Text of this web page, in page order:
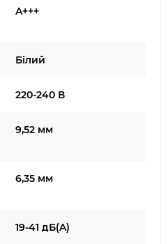
A+++
Білий
220-240 В
9,52 мм
6,35 мм
19-41 дБ(A)